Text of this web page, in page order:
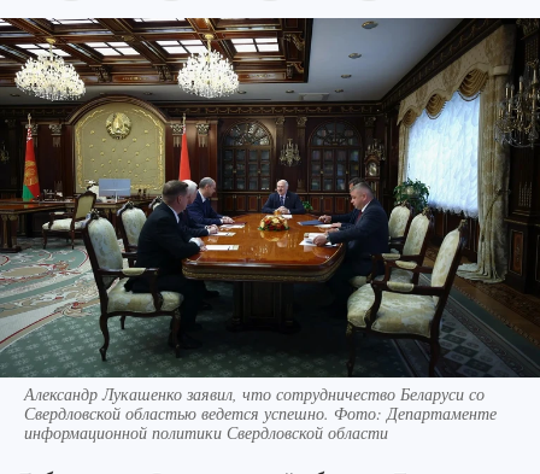
Александр Лукашенко заявил, что сотрудничество Беларуси со
Свердловской областью ведется успешно. Фото: Департаменте
информационной политики Свердловской области